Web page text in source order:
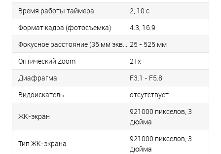
Время работы таймера
2, 10 c
Формат кадра (фотосъемка)
4:3, 16:9
Фокусное расстояние (35 мм эквивалент) 25 - 525 мм
Оптический Zoom
21x
Диафрагма
F3.1 - F5.8
Видоискатель
отсутствует
ЖК-экран
921000 пикселов, 3
дюйма
Тип ЖК-экрана
921000 пикселов, 3
дюйма